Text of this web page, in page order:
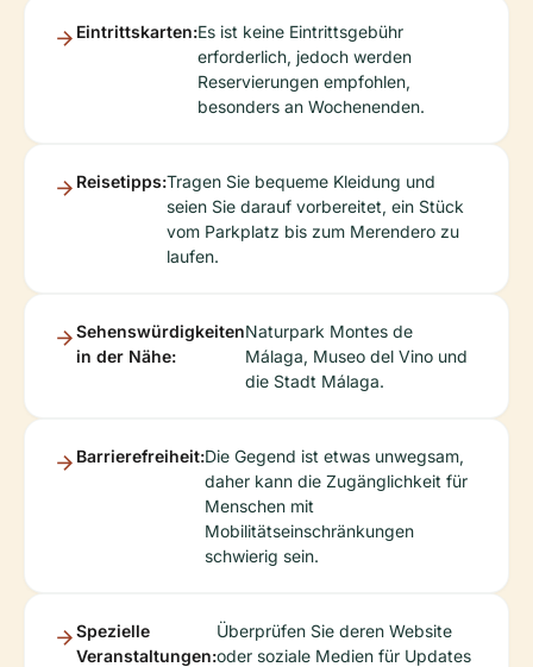
Eintrittskarten:Es ist keine Eintrittsgebühr
erforderlich, jedoch werden
Reservierungen empfohlen,
besonders an Wochenenden.
Reisetipps:Tragen Sie bequeme Kleidung und
seien Sie darauf vorbereitet, ein Stück
vom Parkplatz bis zum Merendero zu
laufen.
Sehenswürdigkeiten
in der Nähe:
Naturpark Montes de
Málaga, Museo del Vino und
die Stadt Málaga.
Barrierefreiheit:Die Gegend ist etwas unwegsam,
daher kann die Zugänglichkeit für
Menschen mit
Mobilitätseinschränkungen
schwierig sein.
Spezielle
Veranstaltungen:
Überprüfen Sie deren Website
oder soziale Medien für Updates